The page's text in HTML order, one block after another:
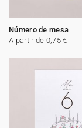
Número de mesa
A partir de 0,75 €